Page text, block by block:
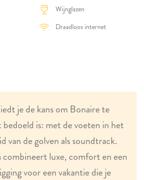
Wijnglazen
Draadloos internet
je de kans om Bonaire te
bedoeld is: met de voeten in het
van de golven als soundtrack.
combineert luxe, comfort en een
voor een vakantie die je